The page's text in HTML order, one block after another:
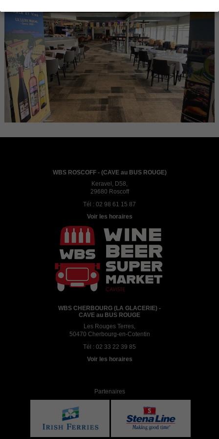
WBS ROSCOFF - (CAVE au BUS ROUGE)
Keravel, D58,
29680 Roscoff
Tél : 02 98 61 15 87
Voir les horaires
WBS CHERBOURG (LA GLACERIE) -
CAVE au BUS ROUGE
Les Rouges Terres,
50470 Cherbourg-en-Cotentin
Tél : 02 33 22 39 85
Voir les horaires
Partenaires